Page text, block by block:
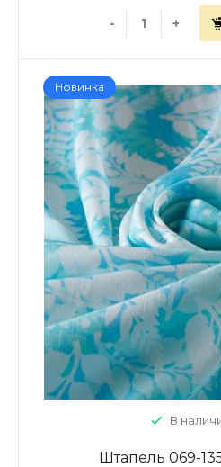
- +
Новинка
В
Штапель 069-